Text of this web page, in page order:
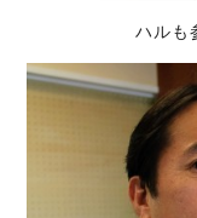
ハルも